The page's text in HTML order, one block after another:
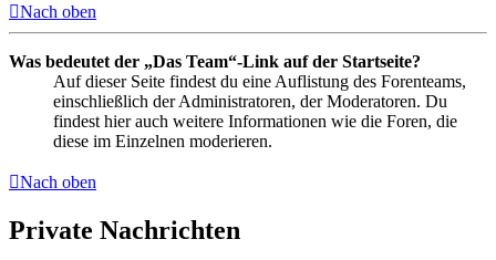
Nach oben
Was bedeutet der „Das Team“-Link auf der Startseite?
Auf dieser Seite findest du eine Auflistung des Forenteams,
einschließlich der Administratoren, der Moderatoren. Du
findest hier auch weitere Informationen wie die Foren, die
diese im Einzelnen moderieren.
Nach oben
Private Nachrichten